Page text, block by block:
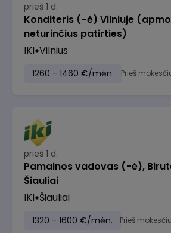
prieš 1 d.
Konditeris (-ė) Vilniuje
neturinčius patirties)
IKI Vilnius
1260 - 1460 €/mėn. Prieš
prieš 1 d.
Pamainos vadovas (-ė),
Šiauliai
IKI Šiauliai
1320 - 1600 €/mėn. Prieš